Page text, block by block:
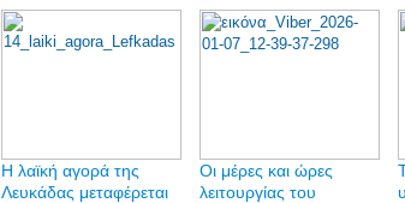
Η λαϊκή αγορά της
Λευκάδας μεταφέρεται
Οι μέρες και ώρες
λειτουργίας του